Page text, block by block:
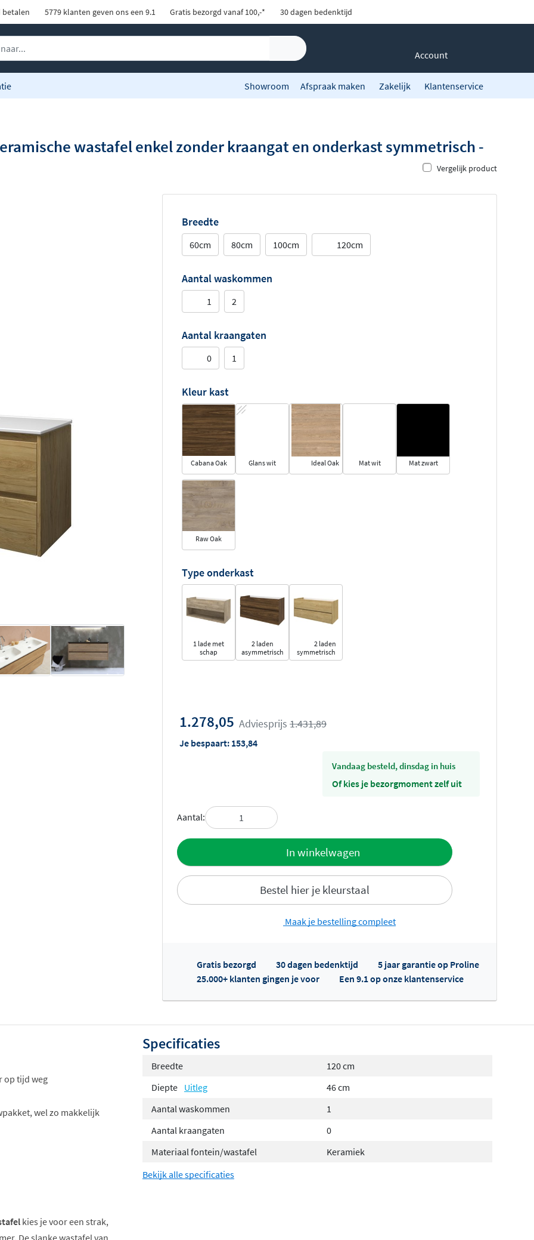
betalen 5779 klanten geven ons een 9.1 Gratis bezorgd vanaf 100,-* 30 dagen bedenktijd
Account
Showroom Afspraak maken Zakelijk Klantenservice
wastafel enkel zonder kraangat en onderkast symmetrisch -
Vergelijk product
Breedte
60cm 80cm 100cm 120cm
Aantal waskommen
1 2
Aantal kraangaten
0 1
Kleur kast
Cabana Oak Glans wit Ideal Oak Mat wit Mat zwart
Raw Oak
Type onderkast
1 lade met
schap
2 laden
asymmetrisch
2 laden
symmetrisch
1.278,05 Adviesprijs 1.431,89
Je bespaart: 153,84
vandaag besteld, dinsdag in huis
Of kies je bezorgmoment zelf uit
Aantal:
In winkelwagen
Bestel hier je kleurstaal
Toevoegen aan offerte
Offertes ophalen...
Maak je bestelling compleet
Gratis bezorgd 30 dagen bedenktijd
5 jaar garantie op Proline
25.000+ klanten gingen je voor
Een 9.1 op onze klantenservice
op tijd weg
wel zo makkelijk
kies je voor een strak,
De slanke wastafel van
Specificaties
Breedte
120 cm
Diepte Uitleg
46 cm
Aantal waskommen
1
Aantal kraangaten
0
Materiaal fontein/wastafel
Keramiek
Bekijk alle specificaties